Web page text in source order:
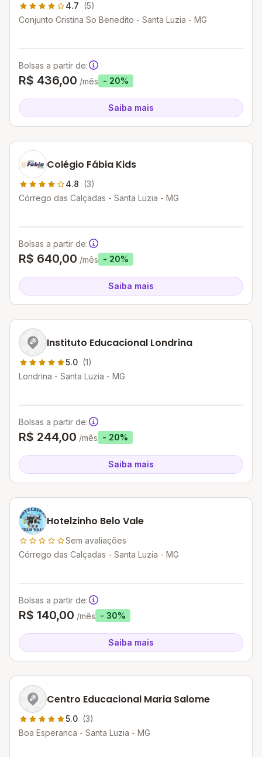
4.7 (5)
Conjunto Cristina So Benedito - Santa Luzia - MG
Bolsas a partir de:
R$ 436,00 /mês - 20%
Saiba mais
Colégio Fábia Kids
4.8 (3)
Córrego das Calçadas - Santa Luzia - MG
Bolsas a partir de:
R$ 640,00 /mês - 20%
Saiba mais
Instituto Educacional Londrina
5.0 (1)
Londrina - Santa Luzia - MG
Bolsas a partir de:
R$ 244,00 /mês - 20%
Saiba mais
Hotelzinho Belo Vale
Sem avaliações
Córrego das Calçadas - Santa Luzia - MG
Bolsas a partir de:
R$ 140,00 /mês - 30%
Saiba mais
Centro Educacional Maria Salome
5.0 (3)
Boa Esperanca - Santa Luzia - MG